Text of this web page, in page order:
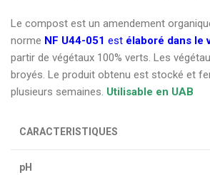
Le compost est un amendement
norme NF U44-051 est élaboré dans le
partir de végétaux 100% verts. Les
broyés. Le produit obtenu est stocké et
plusieurs semaines. Utilisable en UAB
CARACTERISTIQUES
pH